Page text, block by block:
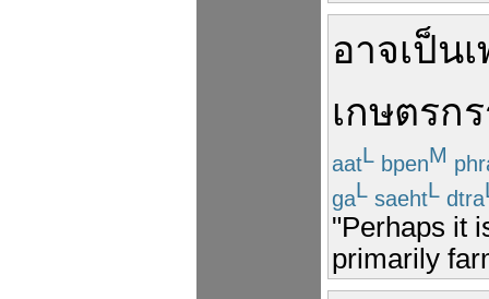
อาจเป็น
เกษตรก
aatL bpenM
gaL saehtL dtra
"Perhaps it
primarily